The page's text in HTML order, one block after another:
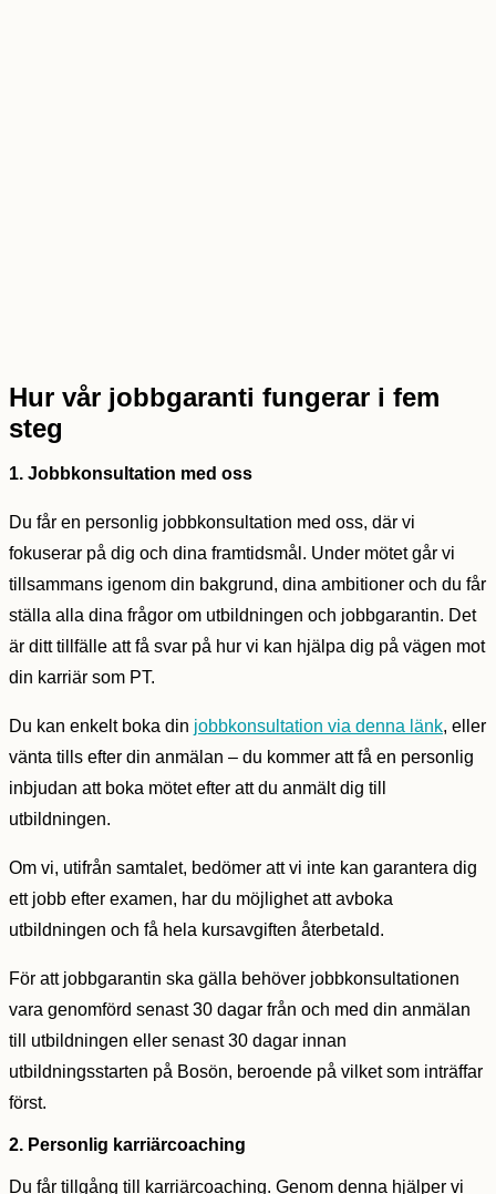
Hur vår jobbgaranti fungerar i fem
steg
1. Jobbkonsultation med oss
Du får en personlig jobbkonsultation med oss, där vi
fokuserar på dig och dina framtidsmål. Under mötet går vi
tillsammans igenom din bakgrund, dina ambitioner och du får
ställa alla dina frågor om utbildningen och jobbgarantin. Det
är ditt tillfälle att få svar på hur vi kan hjälpa dig på vägen mot
din karriär som PT.
Du kan enkelt boka din jobbkonsultation via denna länk, eller
vänta tills efter din anmälan – du kommer att få en personlig
inbjudan att boka mötet efter att du anmält dig till
utbildningen.
Om vi, utifrån samtalet, bedömer att vi inte kan garantera dig
ett jobb efter examen, har du möjlighet att avboka
utbildningen och få hela kursavgiften återbetald.
För att jobbgarantin ska gälla behöver jobbkonsultationen
vara genomförd senast 30 dagar från och med din anmälan
till utbildningen eller senast 30 dagar innan
utbildningsstarten på Bosön, beroende på vilket som inträffar
först.
2. Personlig karriärcoaching
Du får tillgång till karriärcoaching. Genom denna hjälper vi